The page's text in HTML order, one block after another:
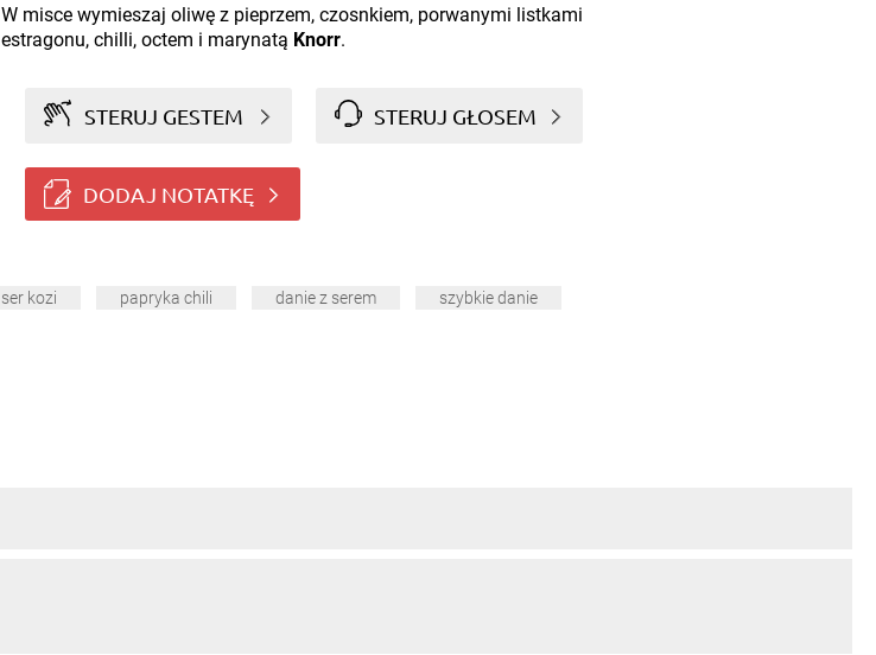
W misce wymieszaj oliwę z pieprzem, czosnkiem, porwanymi listkami
estragonu, chilli, octem i marynatą Knorr.
STERUJ GESTEM STERUJ GŁOSEM
DODAJ NOTATKĘ
ser kozi papryka chili danie z serem szybkie danie